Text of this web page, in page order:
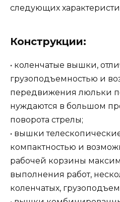
следующих
Конструкции:
• коленчатые вышки,
грузоподъемностью и
передвижения люльки
нуждаются в большом
поворота стрелы;
• вышки
компактностью и
рабочей корзины
выполнения работ,
коленчатых,